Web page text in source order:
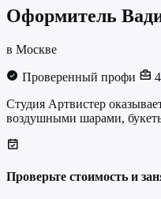
Оформитель
в Москве
Проверенный профи
Студия Артвистер
воздушными шарами,
Проверьте стоимость и